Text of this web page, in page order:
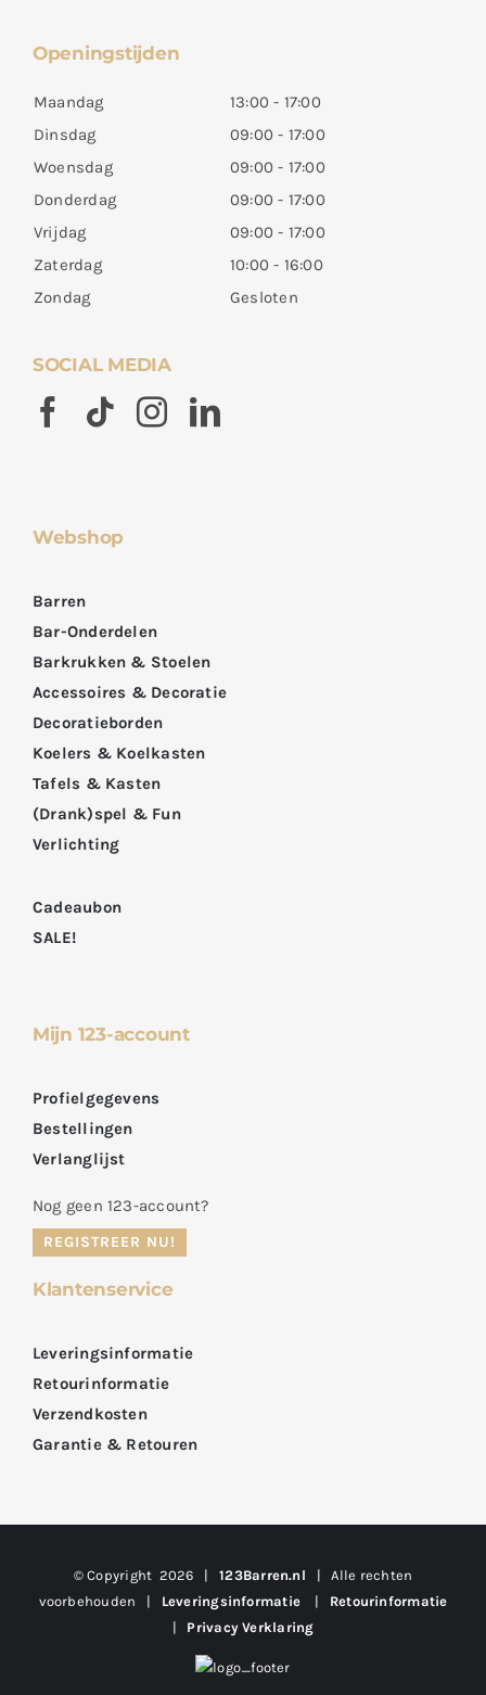
Openingstijden
Maandag
13:00 - 17:00
Dinsdag
09:00 - 17:00
Woensdag
09:00 - 17:00
Donderdag
09:00 - 17:00
Vrijdag
09:00 - 17:00
Zaterdag
10:00 - 16:00
Zondag
Gesloten
SOCIAL MEDIA
Webshop
Barren
Bar-Onderdelen
Barkrukken & Stoelen
Accessoires & Decoratie
Decoratieborden
Koelers & Koelkasten
Tafels & Kasten
(Drank)spel & Fun
Verlichting
Cadeaubon
SALE!
Mijn 123-account
Profielgegevens
Bestellingen
Verlanglijst
Nog geen 123-account?
REGISTREER NU!
Klantenservice
Leveringsinformatie
Retourinformatie
Verzendkosten
Garantie & Retouren
© Copyright 2026 |123Barren.nl | Alle rechten
voorbehouden | Leveringsinformatie | Retourinformatie
| Privacy Verklaring